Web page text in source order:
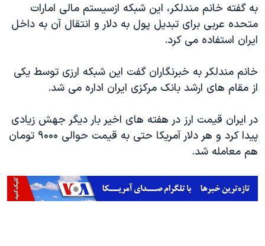
همایش محافظه‌کاران آمریکا «سی‌پک»
صفحه‌های ویژه
به گفته خانم مندلکر، این شبکه ازسیستم مالی امارات
متحده عربی برای تبدیل پول به دلار و انتقال آن به داخل
ایران استفاده می کرد.
خانم مندلکر به خبرنگاران گفت این شبکه ارزی توسط یکی
از مقام های ارشد بانک مرکزی ایران اداره می شد.
در ایران قیمت ارز در هفته های اخیر بار دیگر جهش زیادی
پیدا کرد و هر دلار آمریکا حتی به قیمت حوالی ۹۰۰۰ تومان
هم معامله شد.